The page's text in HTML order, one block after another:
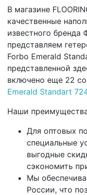
В магазине
качественные
известного
представляем
Forbo Emerald
представленной
включено еще 22
Emerald Standart
Наши
Для оптовых
специальные
выгодные
сэкономить
Мы
России, что